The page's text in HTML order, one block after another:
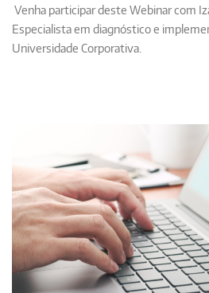
Venha participar deste Webinar com
Especialista em diagnóstico e
Universidade Corporativa.